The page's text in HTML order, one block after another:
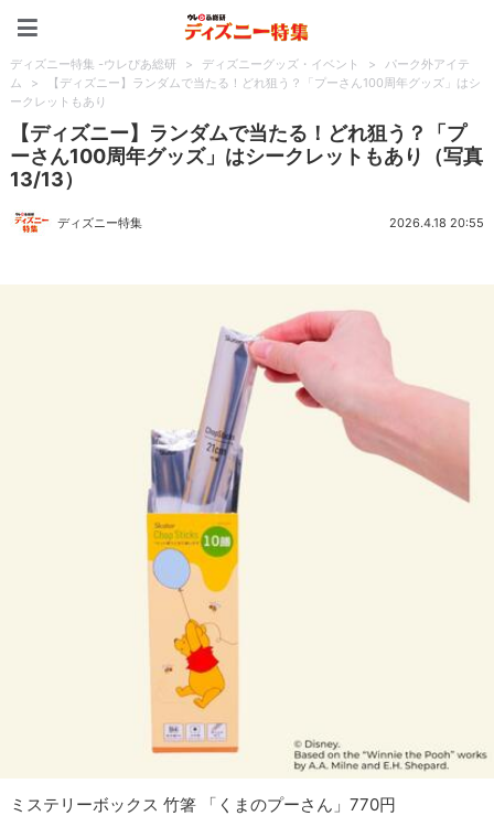
ディズニー特集 -ウレぴあ総研 > ディズニーグッズ・イベント >
パーク外アイテ
ム
>
【ディズニー】ランダムで当たる！どれ狙う？「プーさん100周年グッズ」はシ
ークレットもあり
【ディズニー】ランダムで当たる！どれ狙う？「プ
ーさん100周年グッズ」はシークレットもあり（写真
13/13）
ディズニー特集 2026.4.18 20:55
ミステリーボックス 竹箸 「くまのプーさん」770円